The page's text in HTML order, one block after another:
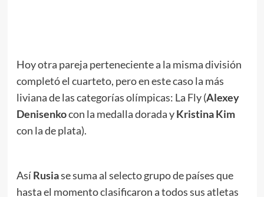
Hoy otra pareja perteneciente a la misma división
completó el cuarteto, pero en este caso la más
liviana de las categorías olímpicas: La Fly (Alexey
Denisenkocon la medalla dorada yKristina Kim
con la de plata).
AsíRusiase suma al selecto grupo de países que
hasta el momento clasificaron a todos sus atletas